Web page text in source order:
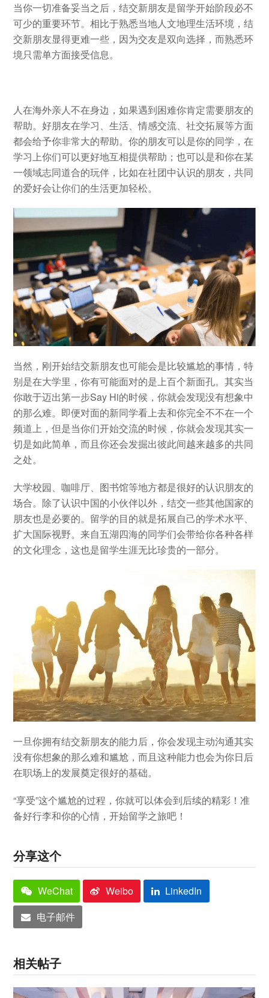
当你一切准备妥当之后，结交新朋友是留学开始阶段必不
可少的重要环节。相比于熟悉当地人文地理生活环境，结
交新朋友显得更难一些，因为交友是双向选择，而熟悉环
境只需单方面接受信息。
人在海外亲人不在身边，如果遇到困难你肯定需要朋友的
帮助。好朋友在学习、生活、情感交流、社交拓展等方面
都会给予你非常大的帮助。你的朋友可以是你的同学，在
学习上你们可以更好地互相提供帮助；也可以是和你在某
一领域志同道合的玩伴，比如在社团中认识的朋友，共同
的爱好会让你们的生活更加轻松。
当然，刚开始结交新朋友也可能会是比较尴尬的事情，特
别是在大学里，你有可能面对的是上百个新面孔。其实当
你敢于迈出第一步Say Hi的时候，你就会发现没有想象中
的那么难。即便对面的新同学看上去和你完全不不在一个
频道上，但是当你们开始交流的时候，你就会发现其实一
切是如此简单，而且你还会发掘出彼此间越来越多的共同
之处。
大学校园、咖啡厅、图书馆等地方都是很好的认识朋友的
场合。除了认识中国的小伙伴以外，结交一些其他国家的
朋友也是必要的。留学的目的就是拓展自己的学术水平、
扩大国际视野。来自五湖四海的同学们会带给你各种各样
的文化理念，这也是留学生涯无比珍贵的一部分。
一旦你拥有结交新朋友的能力后，你会发现主动沟通其实
没有你想象的那么难和尴尬，而且这种能力也会为你日后
在职场上的发展奠定很好的基础。
“享受”这个尴尬的过程，你就可以体会到后续的精彩！准
备好行李和你的心情，开始留学之旅吧！
分享这个
WeChat Weibo
LinkedIn
电子邮件
相关帖子